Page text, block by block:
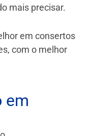
mais precisar.
em consertos
com o melhor
em